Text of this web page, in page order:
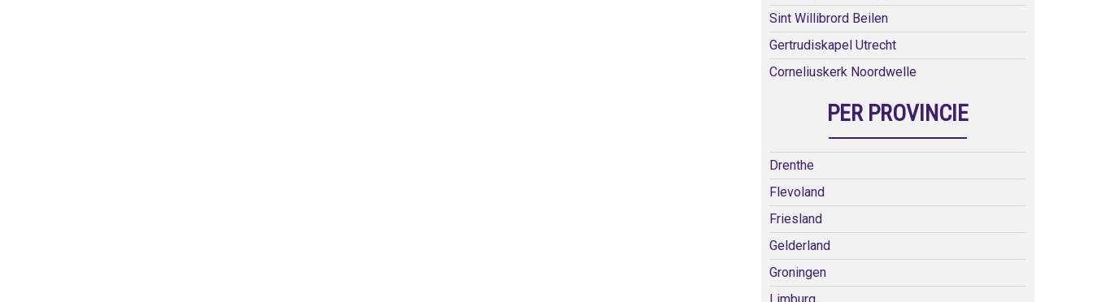
Sint Willibrord Beilen
Gertrudiskapel Utrecht
Corneliuskerk Noordwelle
PER PROVINCIE
Drenthe
Flevoland
Friesland
Gelderland
Groningen